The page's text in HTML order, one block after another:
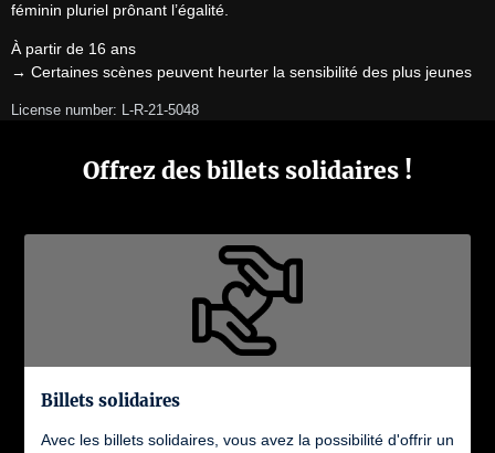
féminin pluriel prônant l’égalité.
À partir de 16 ans
→ Certaines scènes peuvent heurter la sensibilité des plus jeunes
License number: L-R-21-5048
Offrez des billets solidaires !
Billets solidaires
Avec les billets solidaires, vous avez la possibilité d'offrir un